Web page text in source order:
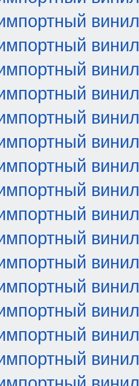
винил
винил
винил
винил
винил
винил
винил
винил
винил
винил
винил
винил
винил
винил
винил